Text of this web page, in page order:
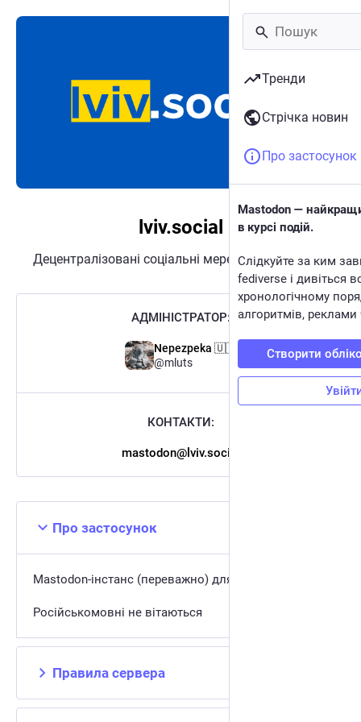
lviv.social
Децентралізовані соціальні мережі відMastodon
АДМІНІСТРАТОР:
Nepezpeka 🇺🇦
@mluts
КОНТАКТИ:
mastodon@lviv.social
Про застосунок
Mastodon-інстанс (переважно) для львівʼян.
Російськомовні не вітаються
Правила сервера
Тренди
Стрічка новин
Про застосунок
Mastodon —
в курсі подій.
Слідкуйте за ким
fediverse і дивіться
хронологічному
алгоритмів, реклами
Створити